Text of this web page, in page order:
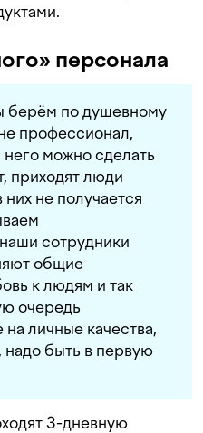
персонала
берём по душевному
профессионал,
можно сделать
приходят люди
не получается
сотрудники
общие
к людям и так
очередь
личные качества,
надо быть в первую
3-дневную